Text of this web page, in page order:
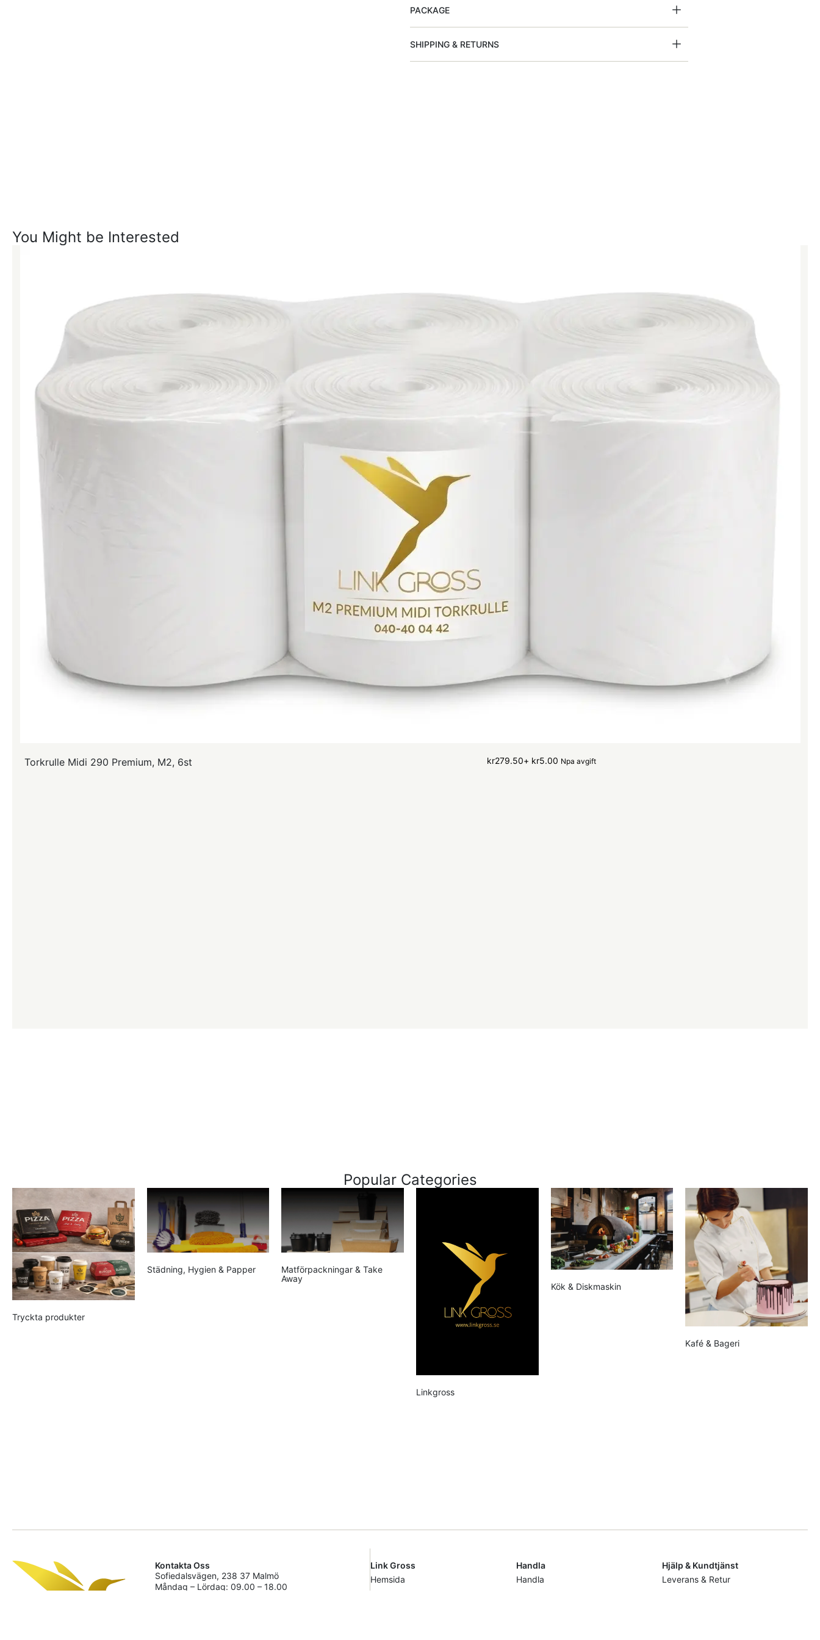
PACKAGE
SHIPPING & RETURNS
You Might be Interested
Torkrulle Midi 290 Premium, M2, 6st kr279.50+ kr5.00 Npa avgift
Popular Categories
Tryckta produkter
Städning, Hygien & Papper
Matförpackningar & Take
Away
Linkgross
Kök & Diskmaskin
Kafé & Bageri
Kontakta Oss
Sofiedalsvägen, 238 37 Malmö
Måndag – Lördag: 09.00 – 18.00
Link Gross
Hemsida
Handla
Handla
Hjälp & Kundtjänst
Leverans & Retur